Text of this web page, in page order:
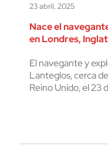
23 abril, 2025
Nace el
en Londres,
El navegante y
Lanteglos, cerca
Reino Unido, el 23